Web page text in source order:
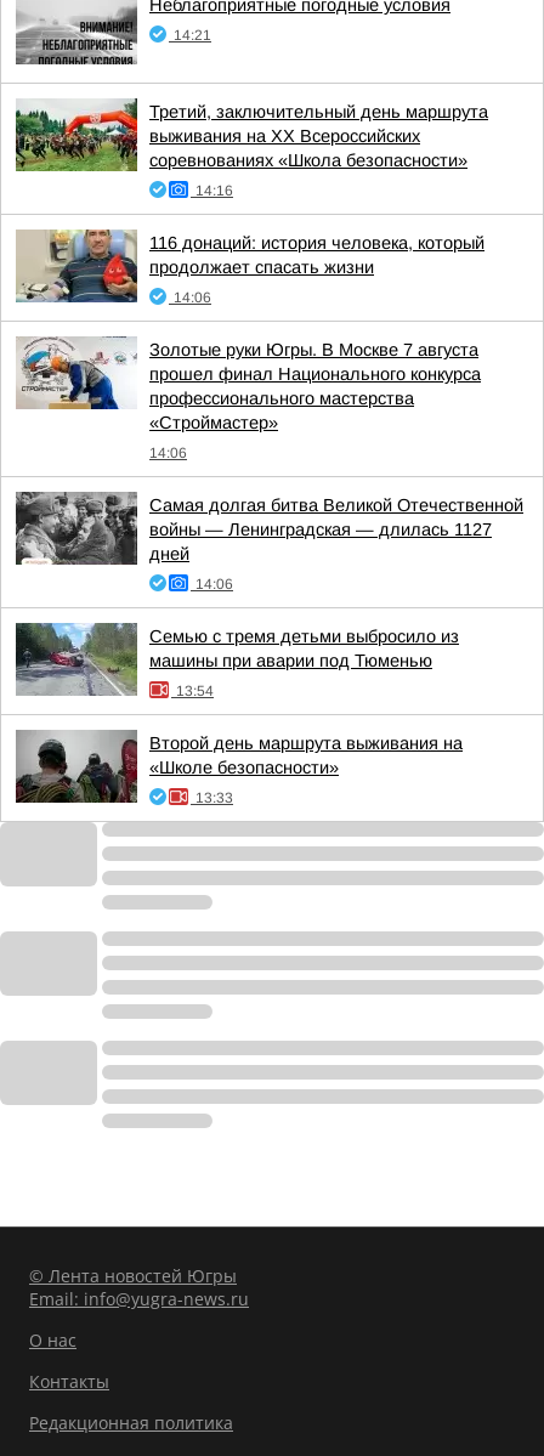
Неблагоприятные погодные условия
14:21
Третий, заключительный день маршрута
выживания на XX Всероссийских
соревнованиях «Школа безопасности»
14:16
116 донаций: история человека, который
продолжает спасать жизни
14:06
Золотые руки Югры. В Москве 7 августа
прошел финал Национального конкурса
профессионального мастерства
«Строймастер»
14:06
Самая долгая битва Великой Отечественной
войны — Ленинградская — длилась 1127
дней
14:06
Семью с тремя детьми выбросило из
машины при аварии под Тюменью
13:54
Второй день маршрута выживания на
«Школе безопасности»
13:33
© Лента новостей Югры
Email: info@yugra-news.ru
О нас
Контакты
Редакционная политика